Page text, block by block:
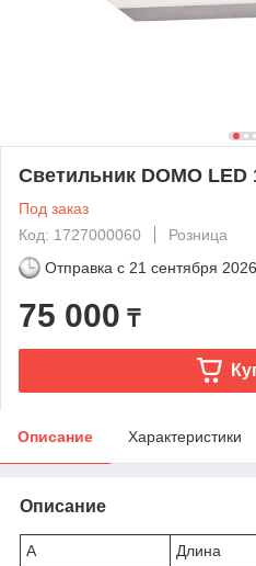
Светильник DOMO LED
Под заказ
Код: 1727000060
Розница
Отправка с 21 сентября 2026
75 000 ₸
Описание Характеристики
Описание
A Длина